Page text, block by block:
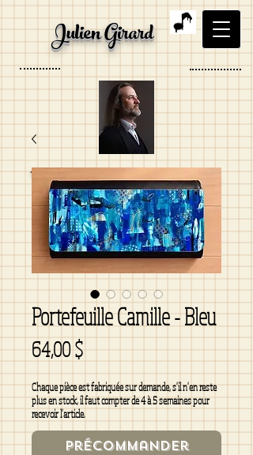
Julien Girard
Ténor, Organiste, Artiste
visuel
Portefeuille Camille - Bleu
64,00 $Prix
Chaque pièce est fabriquée sur demande, s'il n'en reste
plus en stock, il faut compter de 4 à 5 semaines pour
recevoir l'article.
Précommander